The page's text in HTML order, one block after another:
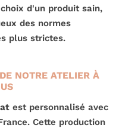
d'un produit sain,
des normes
plus strictes.
NOTRE ATELIER À
est personnalisé avec
Cette production